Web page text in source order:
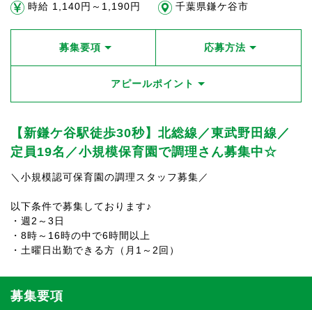
時給 1,140円～1,190円 千葉県鎌ケ谷市
募集要項 応募方法
アピールポイント
【新鎌ケ谷駅徒歩30秒】北総線／東武野田線／
定員19名／小規模保育園で調理さん募集中☆
＼小規模認可保育園の調理スタッフ募集／
以下条件で募集しております♪
・週2～3日
・8時～16時の中で6時間以上
・土曜日出勤できる方（月1～2回）
募集要項